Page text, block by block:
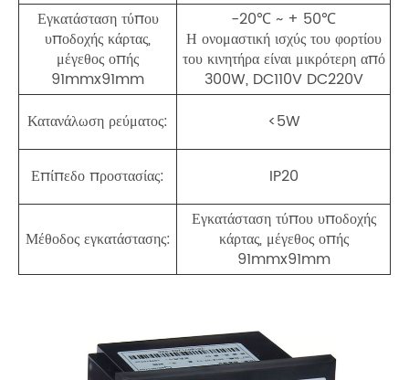
Εγκατάσταση τύπου
υποδοχής κάρτας,
μέγεθος οπής
91mmx91mm
-20℃ ~ + 50℃
Η ονομαστική ισχύς του φορτίου
του κινητήρα είναι μικρότερη από
300W, DC110V DC220V
Κατανάλωση ρεύματος:
<5W
Επίπεδο προστασίας: IP20
Μέθοδος εγκατάστασης:
Εγκατάσταση τύπου υποδοχής
κάρτας, μέγεθος οπής
91mmx91mm